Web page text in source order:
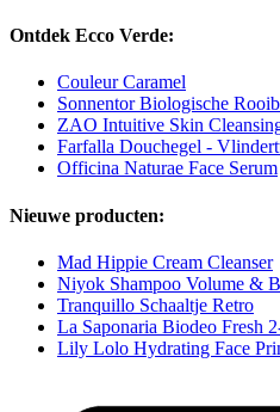
Ontdek Ecco Verde:
Couleur Caramel
Sonnentor Biologische
ZAO Intuitive Skin
Farfalla Douchegel -
Officina Naturae Face Serum
Nieuwe producten:
Mad Hippie Cream Cleanser
Niyok Shampoo Volume &
Tranquillo Schaaltje Retro
La Saponaria Biodeo Fresh
Lily Lolo Hydrating Face